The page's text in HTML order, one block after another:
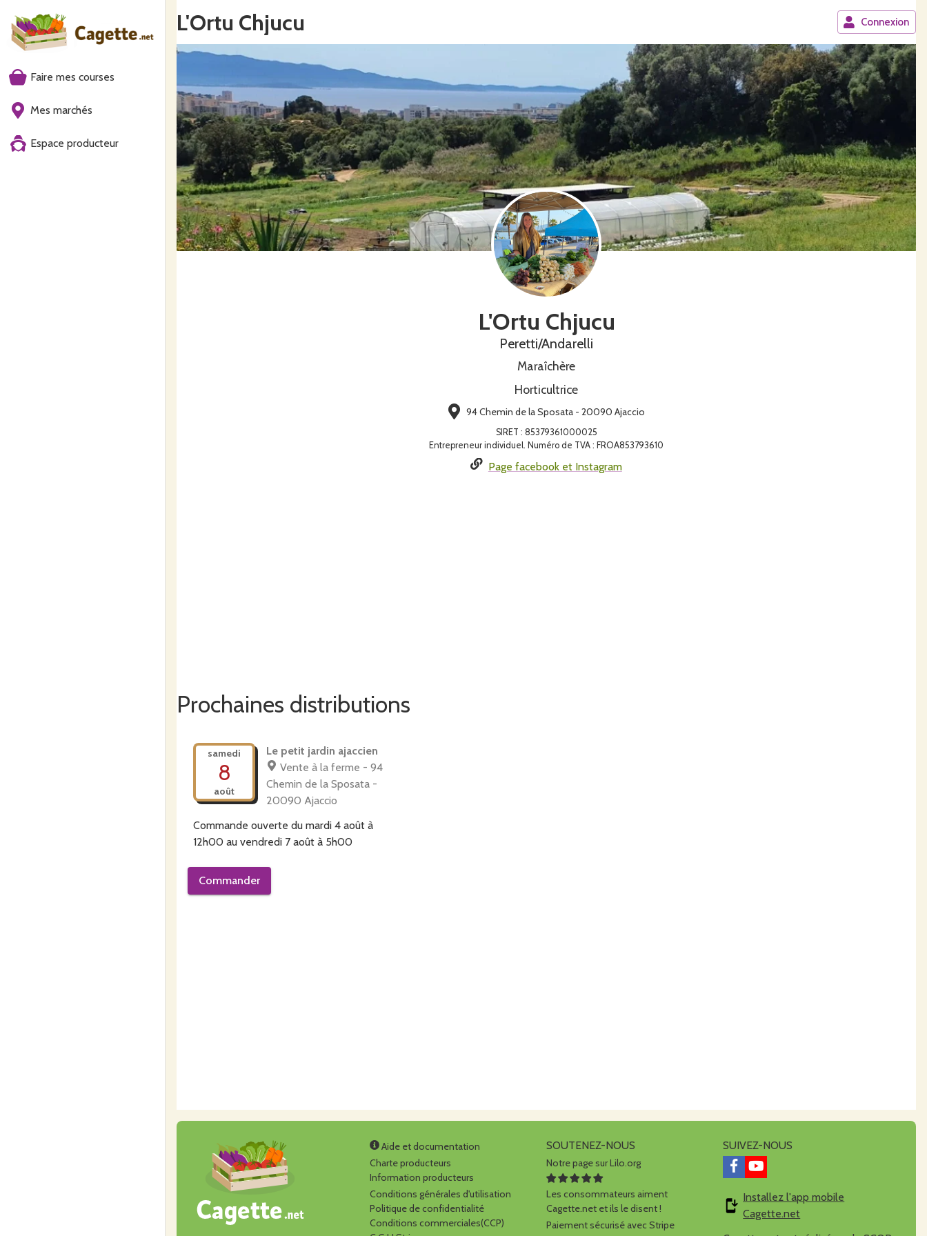
Faire mes courses
Mes marchés
Espace producteur
L'Ortu Chjucu Connexion
L'Ortu Chjucu
Peretti/Andarelli
Maraîchère
Horticultrice
94 Chemin de la Sposata - 20090 Ajaccio
SIRET : 85379361000025
Entrepreneur individuel. Numéro de TVA : FROA853793610
Page facebook et Instagram
Prochaines distributions
samedi
8
août
Le petit jardin ajaccien
Vente à la ferme - 94
Chemin de la Sposata -
20090 Ajaccio
Commande ouverte du mardi 4 août à
12h00 au vendredi 7 août à 5h00
Commander
Aide et documentation
Charte producteurs
Information producteurs
Conditions générales d'utilisation
Politique de confidentialité
Conditions commerciales(CCP)
SOUTENEZ-NOUS
Notre page sur Lilo.org
Les consommateurs aiment
Cagette.net et ils le disent !
Paiement sécurisé avec Stripe
SUIVEZ-NOUS
Installez l'app mobile
Cagette.net